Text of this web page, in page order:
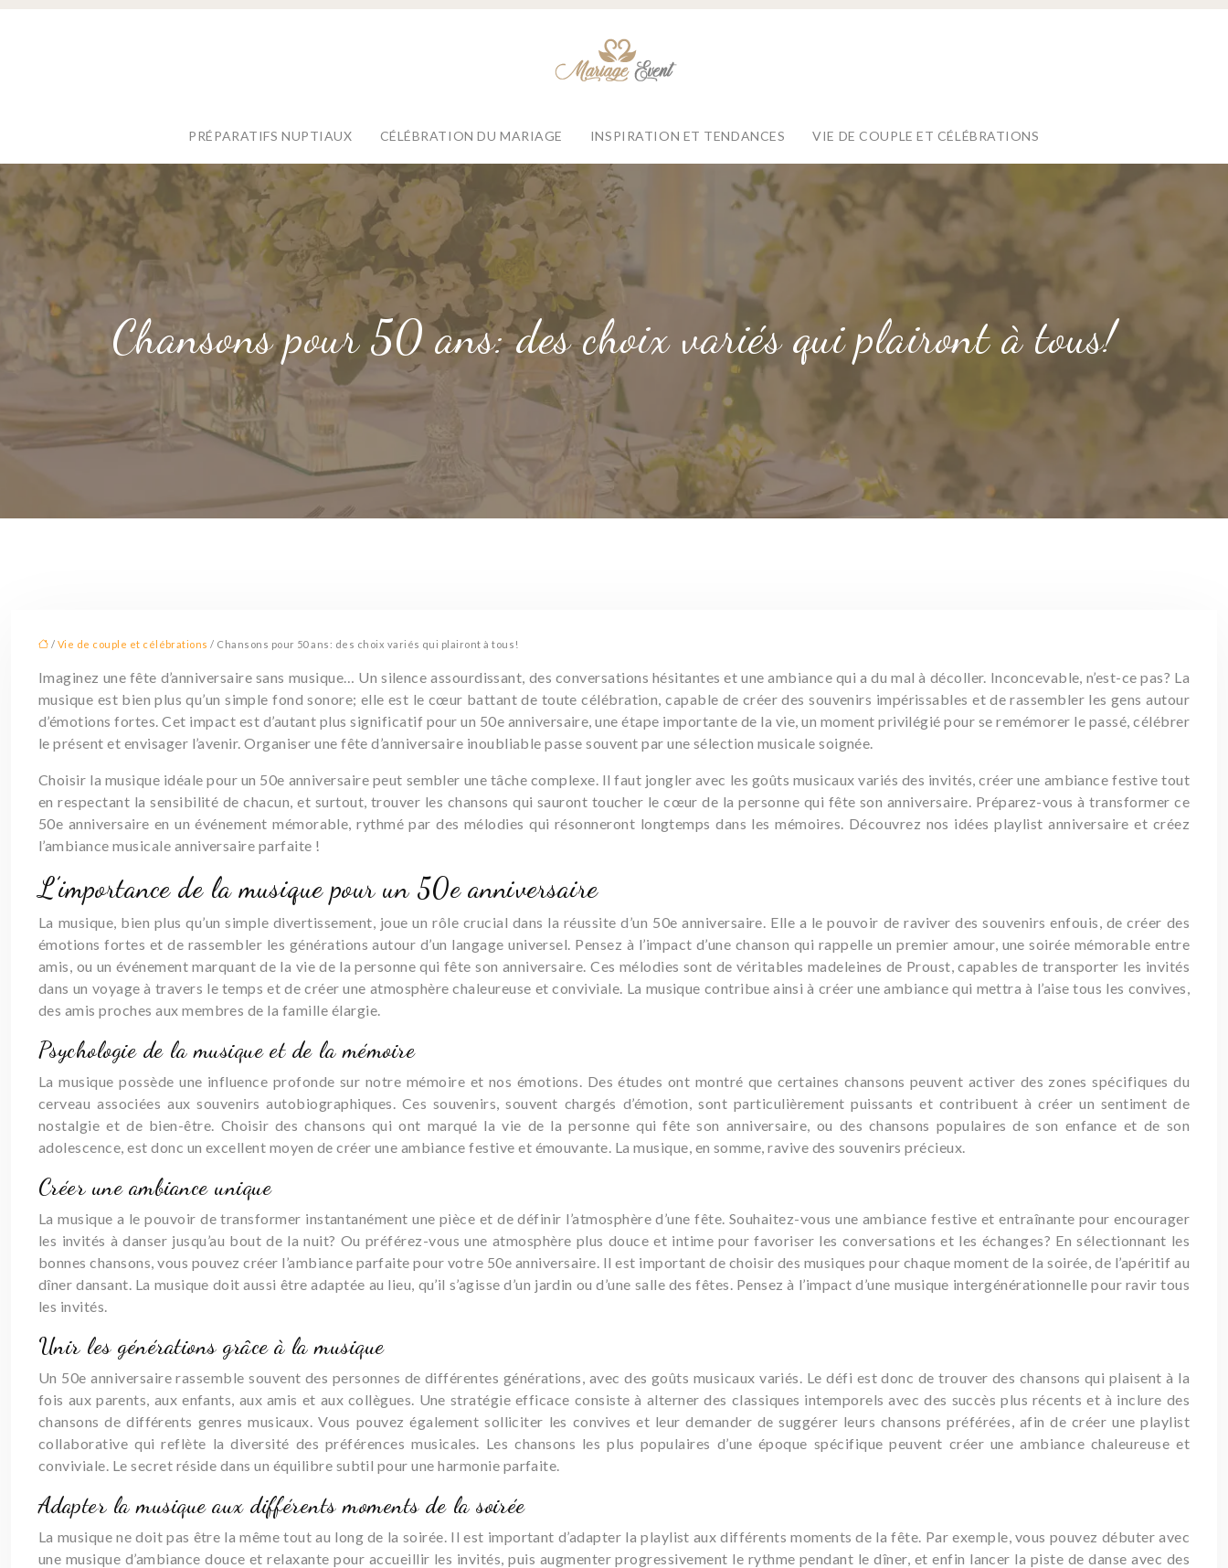
PRÉPARATIFS NUPTIAUX CÉLÉBRATION DU MARIAGE INSPIRATION ET TENDANCES VIE DE COUPLE ET CÉLÉBRATIONS
Chansons pour 50 ans: des choix variés qui plairont à tous!
/ Vie de couple et célébrations / Chansons pour 50 ans: des choix variés qui plairont à tous!
Imaginez une fête d’anniversaire sans musique… Un silence assourdissant, des conversations hésitantes et une ambiance qui a du mal à décoller. Inconcevable, n’est-ce pas? La
musique est bien plus qu’un simple fond sonore; elle est le cœur battant de toute célébration, capable de créer des souvenirs impérissables et de rassembler les gens autour
d’émotions fortes. Cet impact est d’autant plus significatif pour un 50e anniversaire, une étape importante de la vie, un moment privilégié pour se remémorer le passé, célébrer
le présent et envisager l’avenir. Organiser une fête d’anniversaire inoubliable passe souvent par une sélection musicale soignée.
Choisir la musique idéale pour un 50e anniversaire peut sembler une tâche complexe. Il faut jongler avec les goûts musicaux variés des invités, créer une ambiance festive tout
en respectant la sensibilité de chacun, et surtout, trouver les chansons qui sauront toucher le cœur de la personne qui fête son anniversaire. Préparez-vous à transformer ce
50e anniversaire en un événement mémorable, rythmé par des mélodies qui résonneront longtemps dans les mémoires. Découvrez nos idées playlist anniversaire et créez
l’ambiance musicale anniversaire parfaite !
L’importance de la musique pour un 50e anniversaire
La musique, bien plus qu’un simple divertissement, joue un rôle crucial dans la réussite d’un 50e anniversaire. Elle a le pouvoir de raviver des souvenirs enfouis, de créer des
émotions fortes et de rassembler les générations autour d’un langage universel. Pensez à l’impact d’une chanson qui rappelle un premier amour, une soirée mémorable entre
amis, ou un événement marquant de la vie de la personne qui fête son anniversaire. Ces mélodies sont de véritables madeleines de Proust, capables de transporter les invités
dans un voyage à travers le temps et de créer une atmosphère chaleureuse et conviviale. La musique contribue ainsi à créer une ambiance qui mettra à l’aise tous les convives,
des amis proches aux membres de la famille élargie.
Psychologie de la musique et de la mémoire
La musique possède une influence profonde sur notre mémoire et nos émotions. Des études ont montré que certaines chansons peuvent activer des zones spécifiques du
cerveau associées aux souvenirs autobiographiques. Ces souvenirs, souvent chargés d’émotion, sont particulièrement puissants et contribuent à créer un sentiment de
nostalgie et de bien-être. Choisir des chansons qui ont marqué la vie de la personne qui fête son anniversaire, ou des chansons populaires de son enfance et de son
adolescence, est donc un excellent moyen de créer une ambiance festive et émouvante. La musique, en somme, ravive des souvenirs précieux.
Créer une ambiance unique
La musique a le pouvoir de transformer instantanément une pièce et de définir l’atmosphère d’une fête. Souhaitez-vous une ambiance festive et entraînante pour encourager
les invités à danser jusqu’au bout de la nuit? Ou préférez-vous une atmosphère plus douce et intime pour favoriser les conversations et les échanges? En sélectionnant les
bonnes chansons, vous pouvez créer l’ambiance parfaite pour votre 50e anniversaire. Il est important de choisir des musiques pour chaque moment de la soirée, de l’apéritif au
dîner dansant. La musique doit aussi être adaptée au lieu, qu’il s’agisse d’un jardin ou d’une salle des fêtes. Pensez à l’impact d’une musique intergénérationnelle pour ravir tous
les invités.
Unir les générations grâce à la musique
Un 50e anniversaire rassemble souvent des personnes de différentes générations, avec des goûts musicaux variés. Le défi est donc de trouver des chansons qui plaisent à la
fois aux parents, aux enfants, aux amis et aux collègues. Une stratégie efficace consiste à alterner des classiques intemporels avec des succès plus récents et à inclure des
chansons de différents genres musicaux. Vous pouvez également solliciter les convives et leur demander de suggérer leurs chansons préférées, afin de créer une playlist
collaborative qui reflète la diversité des préférences musicales. Les chansons les plus populaires d’une époque spécifique peuvent créer une ambiance chaleureuse et
conviviale. Le secret réside dans un équilibre subtil pour une harmonie parfaite.
Adapter la musique aux différents moments de la soirée
La musique ne doit pas être la même tout au long de la soirée. Il est important d’adapter la playlist aux différents moments de la fête. Par exemple, vous pouvez débuter avec
une musique d’ambiance douce et relaxante pour accueillir les invités, puis augmenter progressivement le rythme pendant le dîner, et enfin lancer la piste de danse avec des